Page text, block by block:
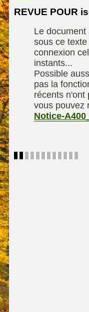
l'auteur /
contact
UXON
REVUE POUR
Le
sous ce
connexion
instants...
Possible
pas la
récents n'ont
vous pouvez
Notice-